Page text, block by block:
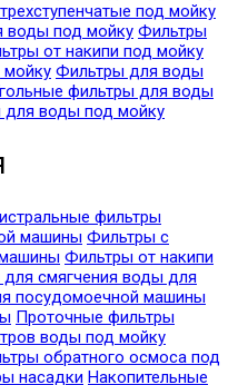
под мойку
воды под мойку Фильтры
от накипи под мойку
Фильтры для воды
фильтры для воды
воды под мойку
фильтры
машины Фильтры с
Фильтры от накипи
смягчения воды для
посудомоечной машины
Проточные фильтры
воды под мойку
обратного осмоса под
насадки Накопительные